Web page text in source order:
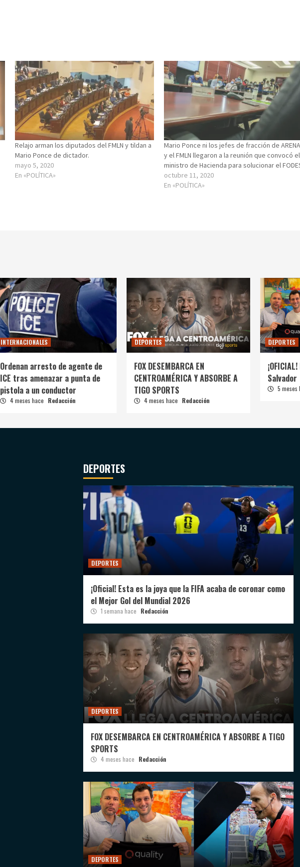
Relajo arman los diputados del FMLN y tildan a
Mario Ponce de dictador.
mayo 5, 2020
En «POLÍTICA»
Mario Ponce ni los jefes de fracción de ARENA
y el FMLN llegaron a la reunión que convocó el
ministro de Hacienda para solucionar el
octubre 11, 2020
En «POLÍTICA»
INTERNACIONALES
Ordenan arresto de agente de
ICE tras amenazar a punta de
pistola a un conductor
4 meses hace Redacción
DEPORTES
FOX DESEMBARCA EN
CENTROAMÉRICA Y ABSORBE A
TIGO SPORTS
4 meses hace Redacción
DEPORTES
Salvador
5 meses
DEPORTES
DEPORTES
¡Oficial! Esta es la joya que la FIFA acaba de coronar como
el Mejor Gol del Mundial 2026
1 semana hace Redacción
DEPORTES
FOX DESEMBARCA EN CENTROAMÉRICA Y ABSORBE A TIGO
SPORTS
4 meses hace Redacción
DEPORTES